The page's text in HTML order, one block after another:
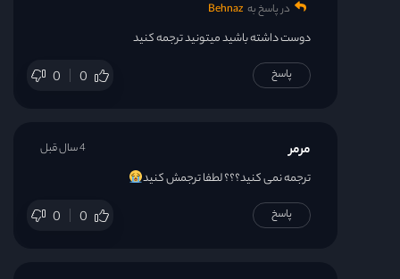
در پاسخ به Behnaz
دوست داشته باشید میتونید ترجمه کنید
0 0 پاسخ
مرمر
ترجمه نمی کنید؟؟؟ لطفا ترجمش کنید
0 0
4 سال قبل
پاسخ